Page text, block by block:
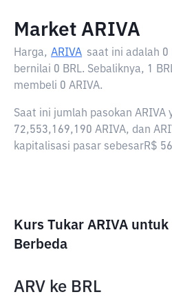
Market ARIVA
Harga, ARIVA saat ini adalah 0
bernilai 0 BRL. Sebaliknya, 1
membeli 0 ARIVA.
Saat ini jumlah pasokan ARIVA
72,553,169,190 ARIVA, dan
kapitalisasi pasar sebesarR$
Kurs Tukar ARIVA
Berbeda
ARV ke BRL